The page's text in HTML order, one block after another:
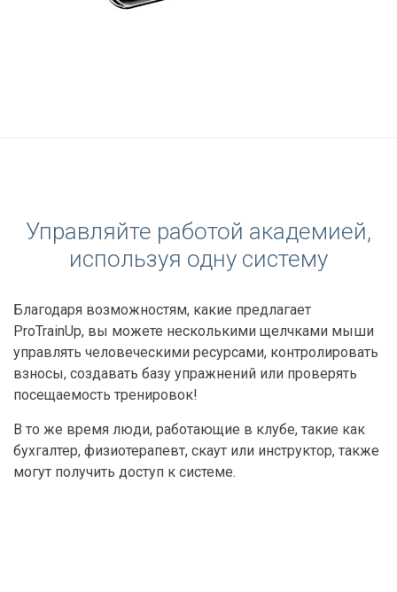
Управляйте работой академией,
используя одну систему
Благодаря возможностям, какие предлагает
ProTrainUp, вы можете несколькими щелчками мыши
управлять человеческими ресурсами, контролировать
взносы, создавать базу упражнений или проверять
посещаемость тренировок!
В то же время люди, работающие в клубе, такие как
бухгалтер, физиотерапевт, скаут или инструктор, также
могут получить доступ к системе.